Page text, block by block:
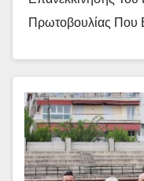
Πρωτοβουλίας Που